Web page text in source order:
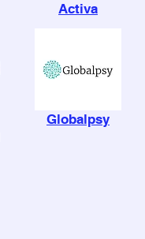
Activa
Globalpsy